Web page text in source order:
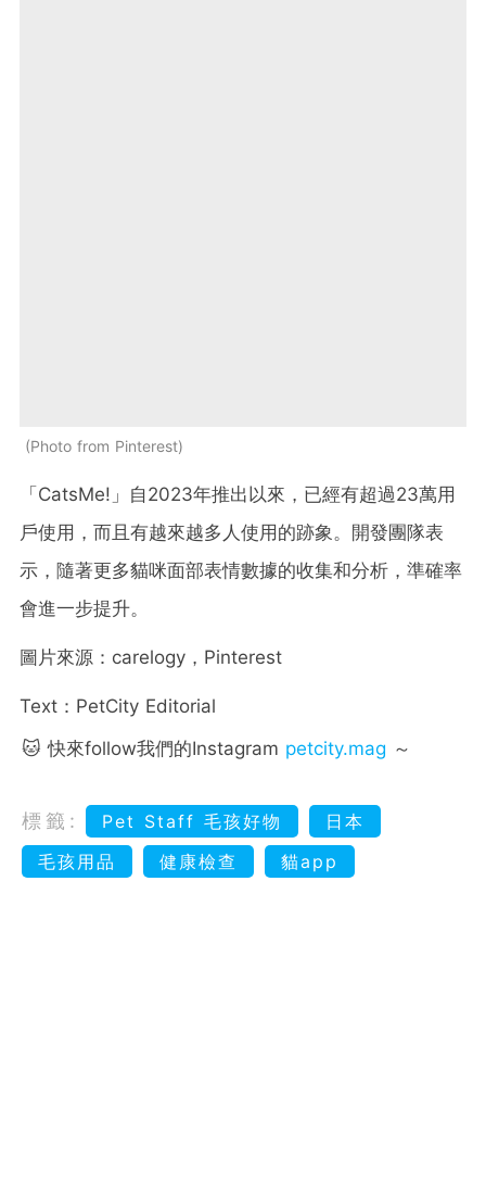
Photo from Pinterest
「CatsMe!」自2023年推出以來，已經有超過23萬用
戶使用，而且有越來越多人使用的跡象。開發團隊表
示，隨著更多貓咪面部表情數據的收集和分析，準確率
會進一步提升。
圖片來源：carelogy，Pinterest
Text：PetCity Editorial
🐱 快來follow我們的Instagram petcity.mag ～
標籤: Pet Staff 毛孩好物
日本
毛孩用品
健康檢查 貓app